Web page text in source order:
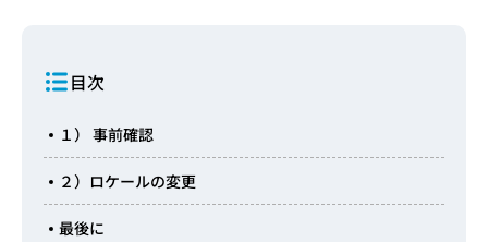
目次
１） 事前確認
２）ロケールの変更
最後に